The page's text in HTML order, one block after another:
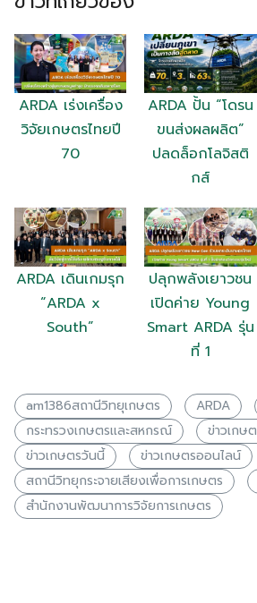
ARDA เร่งเครื่อง
วิจัยเกษตรไทยปี
70
ARDA ปั้น “โดรน
ขนส่งผลผลิต”
ปลดล็อกโลจิสติ
กส์
ARDA เดินเกมรุก
“ARDA x
South”
ปลุกพลังเยาวชน
เปิดค่าย Young
Smart ARDA รุ่น
ที่ 1
am1386สถานีวิทยุเกษตร ARDA
กระทรวงเกษตรเเละสหกรณ์
ข่าวเกษ
ข่าวเกษตรวันนี้
ข่าวเกษตรออนไลน์
สถานีวิทยุกระจายเสียงเพื่อการเกษตร
สำนักงานพัฒนาการวิจัยการเกษตร